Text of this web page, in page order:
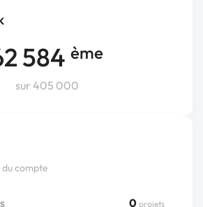
584 ème
sur 405 000
compte
0 projets